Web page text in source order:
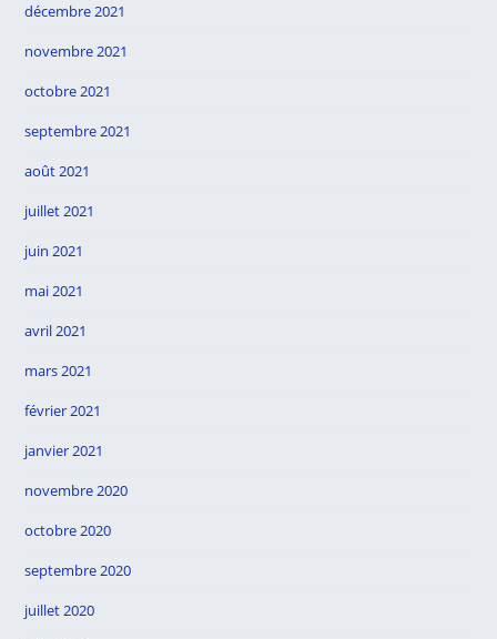
décembre 2021
novembre 2021
octobre 2021
septembre 2021
août 2021
juillet 2021
juin 2021
mai 2021
avril 2021
mars 2021
février 2021
janvier 2021
novembre 2020
octobre 2020
septembre 2020
juillet 2020